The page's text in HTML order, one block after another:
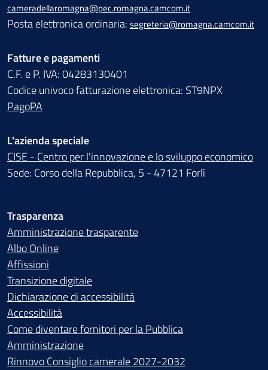
cameradellaromagna@pec.romagna.camcom.it
Posta elettronica ordinaria: segreteria@romagna.camcom.it
Fatture e pagamenti
C.F. e P. IVA: 04283130401
Codice univoco fatturazione elettronica: ST9NPX
PagoPA
L'azienda speciale
CISE - Centro per l'innovazione e lo sviluppo economico
Sede: Corso della Repubblica, 5 - 47121 Forlì
Trasparenza
Amministrazione trasparente
Albo Online
Affissioni
Transizione digitale
Dichiarazione di accessibilità
Accessibilità
Come diventare fornitori per la Pubblica
Amministrazione
Rinnovo Consiglio camerale 2027-2032